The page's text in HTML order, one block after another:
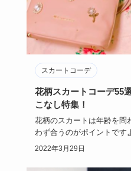
スカートコーデ
花柄スカートコーデ55
こなし特集！
花柄のスカートは年齢を問
わず合うのがポイントです
トを使ったおし…
2022年3月29日